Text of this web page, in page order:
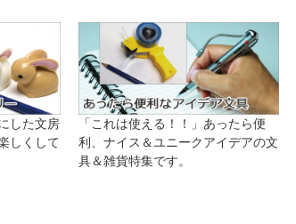
した文房
しくして
「これは使える！！」あったら便
利、ナイス＆ユニークアイデアの文
具＆雑貨特集です。